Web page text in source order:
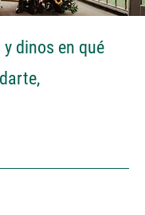
dinos en qué